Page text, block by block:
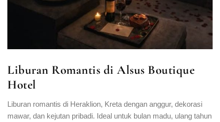
Liburan Romantis di Alsus Boutique
Hotel
Liburan romantis di Heraklion, Kreta dengan anggur, dekorasi
mawar, dan kejutan pribadi. Ideal untuk bulan madu, ulang tahun